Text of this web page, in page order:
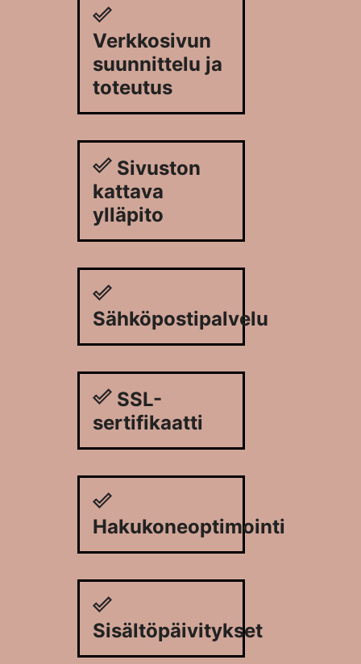
Verkkosivun
suunnittelu ja
toteutus
Sivuston
kattava
ylläpito
Sähköpostipalvelu
SSL-
sertifikaatti
Hakukoneoptimointi
Sisältöpäivitykset